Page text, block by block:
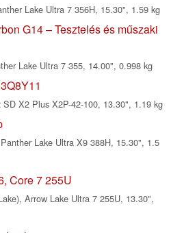
Lake Ultra 7 356H, 15.30", 1.59 kg
G14 – Tesztelés és műszaki
Lake Ultra 7 355, 14.00", 0.998 kg
X2 Plus X2P-42-100, 13.30", 1.19 kg
Lake Ultra X9 388H, 15.30", 1.5
Core 7 255U
Arrow Lake Ultra 7 255U, 13.30",